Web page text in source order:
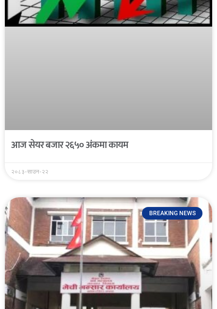
आज सेयर बजार २६५० अंकमा कायम
२०८३-साउन-२२
BREAKING NEWS